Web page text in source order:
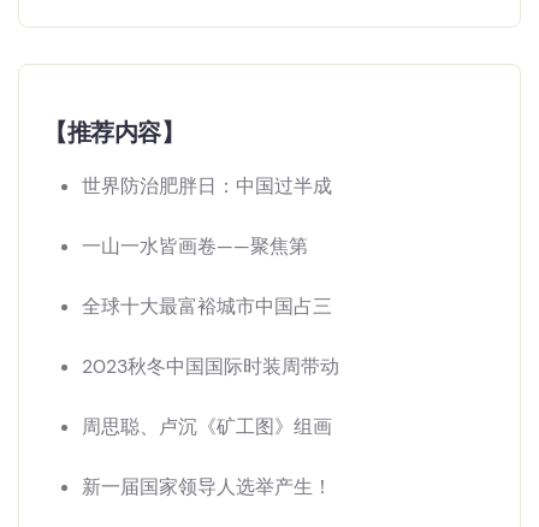
【推荐内容】
世界防治肥胖日：中国过半成
一山一水皆画卷——聚焦第
全球十大最富裕城市中国占三
2023秋冬中国国际时装周带动
周思聪、卢沉《矿工图》组画
新一届国家领导人选举产生！